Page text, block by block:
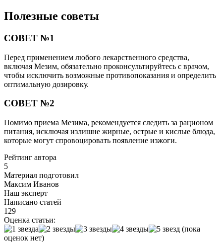
Полезные советы
СОВЕТ №1
Перед применением любого лекарственного средства,
включая Мезим, обязательно проконсультируйтесь с врачом,
чтобы исключить возможные противопоказания и определить
оптимальную дозировку.
СОВЕТ №2
Помимо приема Мезима, рекомендуется следить за рационом
питания, исключая излишне жирные, острые и кислые блюда,
которые могут спровоцировать появление изжоги.
Рейтинг автора
5
Материал подготовил
Максим Иванов
Наш эксперт
Написано статей
129
Оценка статьи:
(пока
оценок нет)